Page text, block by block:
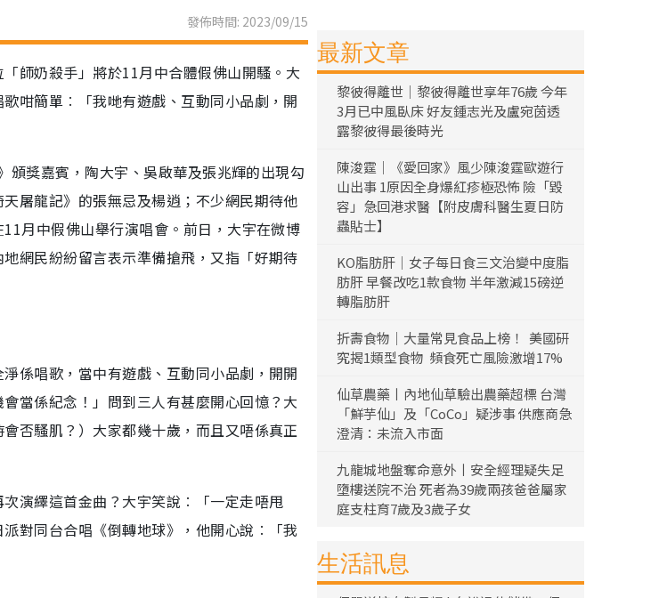
發佈時間: 2023/09/15
師奶殺手」將於11月中合體假佛山開騷。大
咁簡單︰「我哋有遊戲、互動同小品劇，開
獎嘉賓，陶大宇、吳啟華及張兆輝的出現勾
屠龍記》的張無忌及楊逍；不少網民期待他
月中假佛山舉行演唱會。前日，大宇在微博
網民紛紛留言表示準備搶飛，又指「好期待
係唱歌，當中有遊戲、互動同小品劇，開開
當係紀念！」問到三人有甚麼開心回憶？大
否騷肌？）大家都幾十歲，而且又唔係真正
演繹這首金曲？大宇笑說︰「一定走唔甩
對同台合唱《倒轉地球》，他開心說︰「我
最新文章
黎彼得離世｜黎彼得離世享年76歲 今年
3月已中風臥床 好友鍾志光及盧宛茵透
露黎彼得最後時光
陳浚霆｜《愛回家》風少陳浚霆歐遊行
山出事 1原因全身爆紅疹極恐怖 險「毀
容」急回港求醫【附皮膚科醫生夏日防
蟲貼士】
KO脂肪肝｜女子每日食三文治變中度脂
肪肝 早餐改吃1款食物 半年激減15磅逆
轉脂肪肝
折壽食物｜大量常見食品上榜！ 美國研
究揭1類型食物 頻食死亡風險激增17%
仙草農藥丨內地仙草驗出農藥超標 台灣
「鮮芋仙」及「CoCo」疑涉事 供應商急
澄清：未流入市面
九龍城地盤奪命意外丨安全經理疑失足
墮樓送院不治 死者為39歲兩孩爸爸屬家
庭支柱育7歲及3歲子女
生活訊息